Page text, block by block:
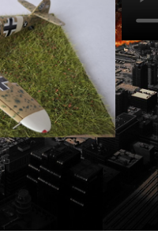
Carousel Free Version
D8506